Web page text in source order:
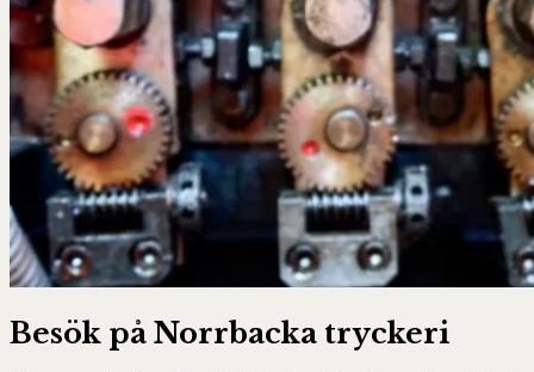
Besök på Norrbacka tryckeri